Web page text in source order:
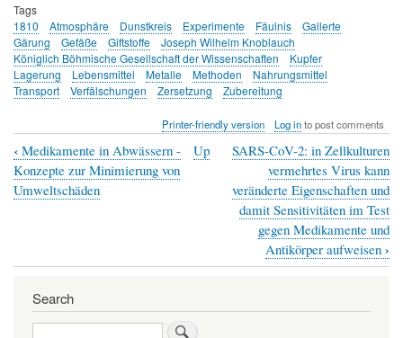
Tags
1810
Atmosphäre Dunstkreis Experimente Fäulnis
Gallerte
Gärung
Gefäße Giftstoffe
Joseph Wilhelm Knoblauch
Königlich Böhmische Gesellschaft der Wissenschaften
Kupfer
Lagerung
Lebensmittel Metalle Methoden
Nahrungsmittel
Transport
Verfälschungen Zersetzung Zubereitung
Printer-friendly version Log into post comments
Book
traversal
Verbesserung
der
Lebensmittelqualität
‹ Medikamente in Abwässern -
Konzepte zur Minimierung von
Umweltschäden
Up
SARS-CoV-2: in Zellkulturen
vermehrtes Virus kann
veränderte Eigenschaften und
damit Sensitivitäten im Test
gegen Medikamente und
Antikörper aufweisen ›
Search
Search